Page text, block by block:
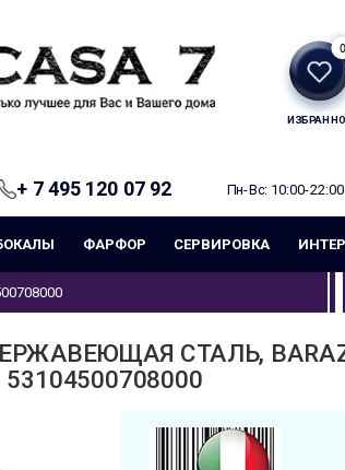
0
+ 7 495 120 07 92 Пн-Вс: 10:00-22:00
ФАРФОР СЕРВИРОВКА
СТАЛЬ,
53104500708000